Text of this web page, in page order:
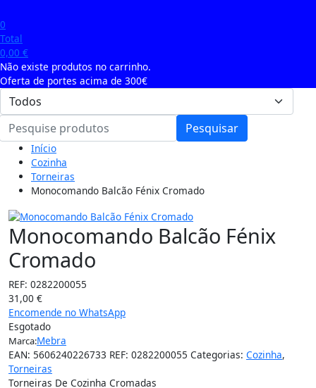
0
Total
0,00 €
Não existe produtos no carrinho.
Oferta de portes acima de 300€
Pesquisar
Início
Cozinha
Torneiras
Monocomando Balcão Fénix Cromado
Monocomando Balcão Fénix
Cromado
REF: 0282200055
31,00 €
Encomende no WhatsApp
Esgotado
Marca:Mebra
EAN: 5606240226733 REF: 0282200055 Categorias: Cozinha,
Torneiras
Torneiras De Cozinha Cromadas